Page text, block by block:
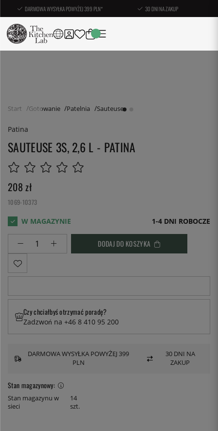
DARMOWA WYSYŁKA POWYŻEJ 399 PLN* 30 DNI NA ZAKUP
Start Gotowanie Patelnia Sauteuse
Patina
SAUTEUSE 3S, 2,6 L - PATINA
208 zł
1069-10373
1-4 DNI ROBOCZE
DODAJ DO KOSZYKA
Stan magazynowy:
Stan magazynu w
sieci
14
szt.
Czy chciałbyś otrzymać poradę?
Zadzwoń na +46 8 410 95 200
DARMOWA WYSYŁKA POWYŻEJ 399
PLN
30 DNI NA
ZAKUP